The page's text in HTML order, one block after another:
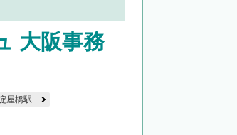
大阪事務
屋橋駅